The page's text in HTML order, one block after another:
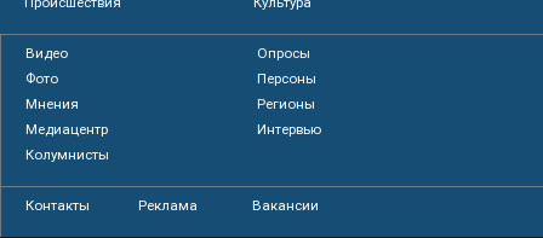
Видео
Опросы
Фото
Персоны
Мнения
Регионы
Медиацентр
Интервью
Колумнисты
Контакты Реклама Вакансии